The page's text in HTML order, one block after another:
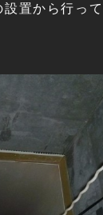
置から行って